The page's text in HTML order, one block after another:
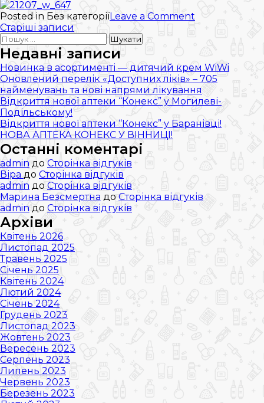
Posted in Без категоріїLeave a Comment
новорічні
свята
Навігація
записів
Старіші записи
Пошук:
Недавні записи
Новинка в асортименті — дитячий крем WiWi
Оновлений перелік «Доступних ліків» – 705
найменувань та нові напрями лікування
Відкриття нової аптеки “Конекс” у Могилеві-
Подільському!
Відкриття нової аптеки “Конекс” у Баранівці!
НОВА АПТЕКА КОНЕКС У ВІННИЦІ!
Останні коментарі
admin до Сторінка відгуків
Віра до Сторінка відгуків
admin до Сторінка відгуків
Марина Безсмертна до Сторінка відгуків
admin до Сторінка відгуків
Архіви
Квітень 2026
Листопад 2025
Травень 2025
Січень 2025
Квітень 2024
Лютий 2024
Січень 2024
Грудень 2023
Листопад 2023
Жовтень 2023
Вересень 2023
Серпень 2023
Липень 2023
Червень 2023
Березень 2023